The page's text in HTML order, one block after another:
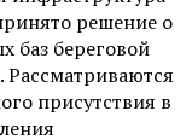
решение о
баз береговой
присутствия в